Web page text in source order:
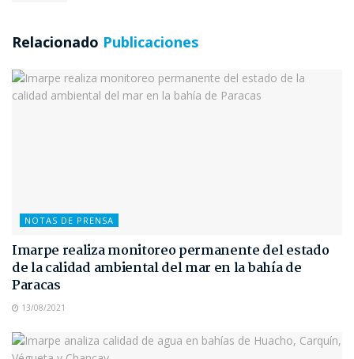
Relacionado Publicaciones
NOTAS DE PRENSA
Imarpe realiza monitoreo permanente del estado
de la calidad ambiental del mar en la bahía de
Paracas
13/08/2021